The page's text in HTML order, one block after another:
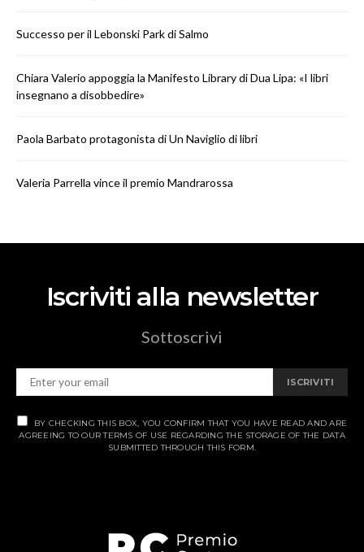
Successo per il Lebonski Park di Salmo
Chiara Valerio appoggia la Manifesto Library di Dua Lipa: «I libri
insegnano a disobbedire»
Paola Barbato protagonista di Un Naviglio di libri
Valeria Parrella vince il premio Mandrarossa
Iscriviti alla newsletter
Sottoscrivi
ISCRIVITI
BY CHECKING THIS BOX, YOU CONFIRM THAT YOU HAVE READ AND ARE
AGREEING TO OUR TERMS OF USE REGARDING THE STORAGE OF THE DATA
SUBMITTED THROUGH THIS FORM.